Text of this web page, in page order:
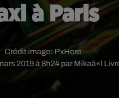
à Paris
2019 à 8h24 par Mikaà«l
Crédit image:PxHere